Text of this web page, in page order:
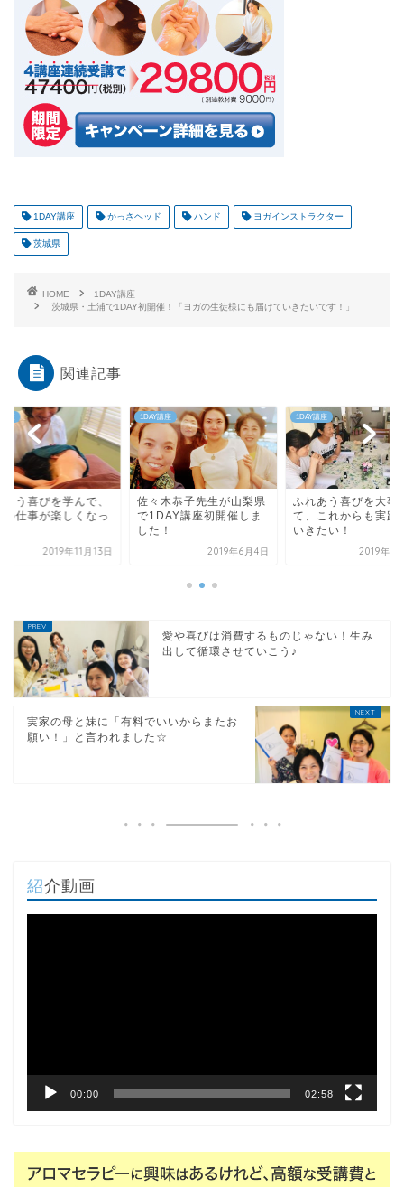
1DAY講座 かっさヘッド ハンド ヨガインストラクター
茨城県
HOME
1DAY講座
茨城県・土浦で1DAY初開催！「ヨガの生徒様にも届けていきたいです！」
関連記事
座
木恭子先生が山梨県
講座初開催しま
2019年6月4日
1DAY講座
ふれあう喜びを大事にし
て、これからも実践して
いきたい！
2019年8月18日
1DAY講座
ふれあう喜びを学ん
看護の仕事が楽しく
た！！
2019年11
愛や喜びは消費するものじゃない！生み
出して循環させていこう♪
実家の母と妹に「有料でいいからまたお
願い！」と言われました☆
紹介動画
00:00 02:58